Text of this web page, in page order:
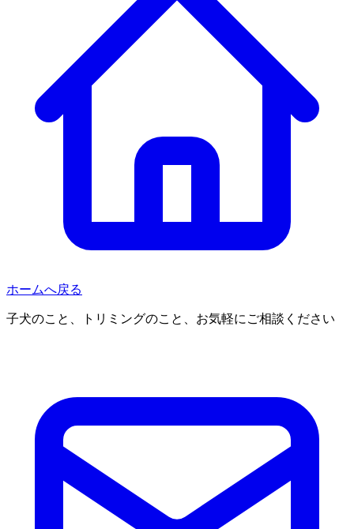
ホームへ戻る
子犬のこと、トリミングのこと、お気軽にご相談ください